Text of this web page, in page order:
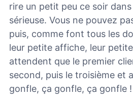
rire un petit peu ce soir
sérieuse. Vous ne pouvez
puis, comme font tous les
leur petite affiche, leur
attendent que le premier
second, puis le troisième et
gonfle, ça gonfle, ça gonfle !